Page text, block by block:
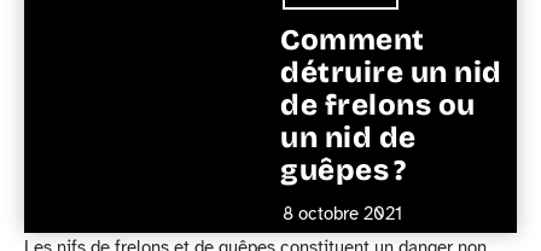
Comment
détruire un nid
de frelons ou
un nid de
guêpes ?
8 octobre 2021